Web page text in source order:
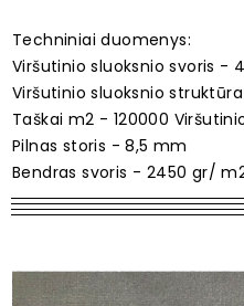
Techniniai duomenys:
Viršutinio sluoksnio svoris -
Viršutinio sluoksnio
Taškai m2 - 120000
Pilnas storis - 8,5 mm
Bendras svoris - 2450 gr/